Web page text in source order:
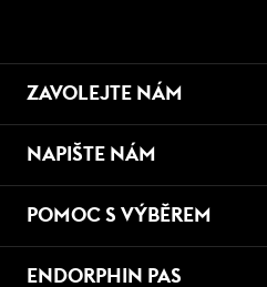
ZAVOLEJTE NÁM
NAPIŠTE NÁM
POMOC S VÝBĚREM
ENDORPHIN PAS